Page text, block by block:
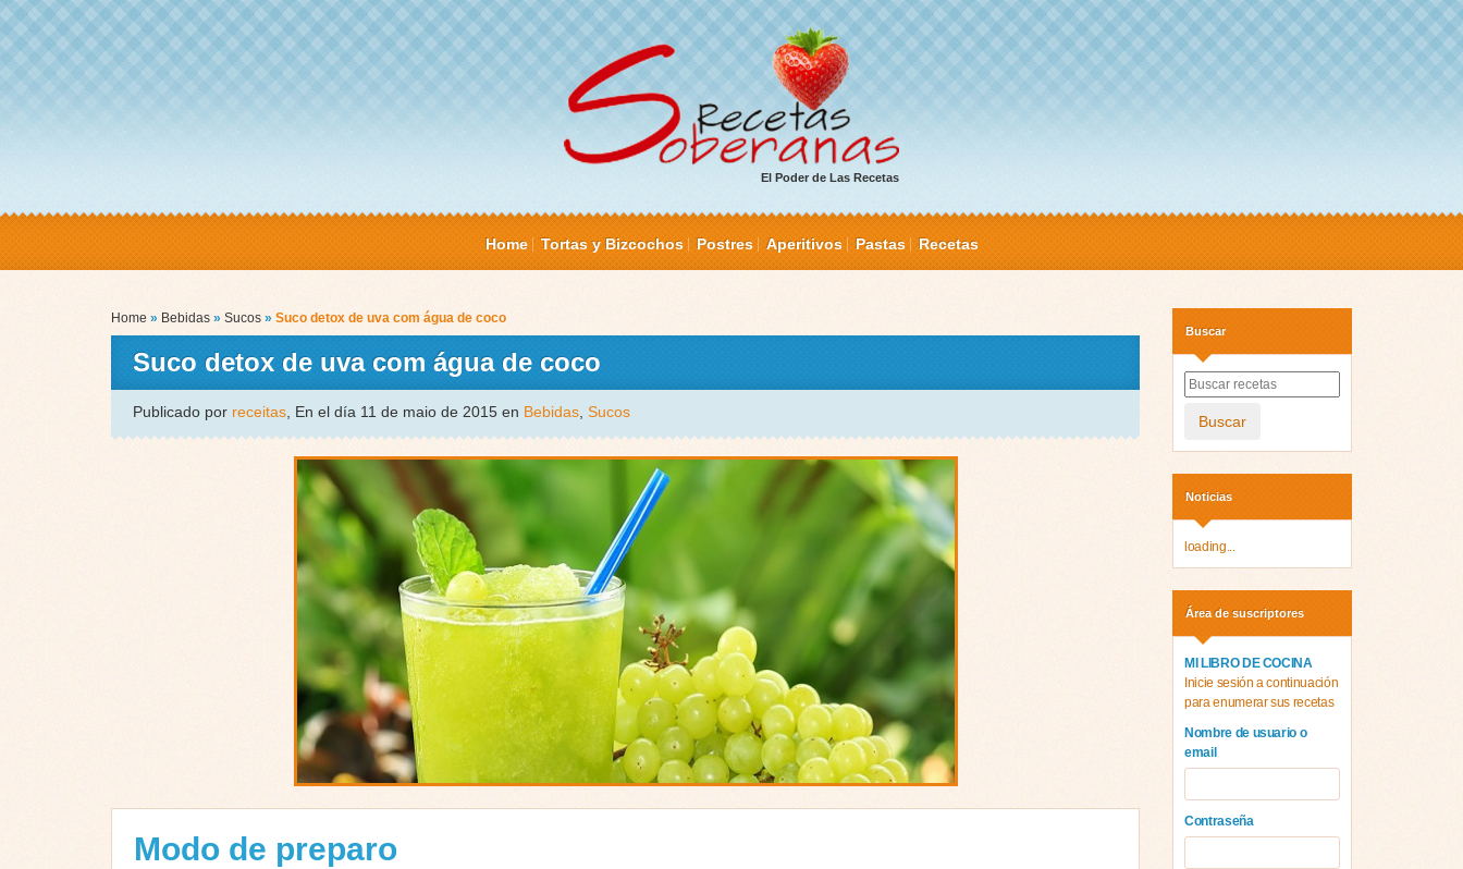
El Poder de Las Recetas
Home Tortas y Bizcochos Postres Aperitivos Pastas Recetas
Home » Bebidas » Sucos » Suco detox de uva com água de coco
Suco detox de uva com água de coco
Publicado por receitas , En el día 11 de maio de 2015 en Bebidas Sucos
Modo de preparo
Buscar
Buscar
Noticias
loading...
Área de suscriptores
MI LIBRO DE COCINA
Inicie sesión a continuación
para enumerar sus recetas
Nombre de usuario o
email
Contraseña